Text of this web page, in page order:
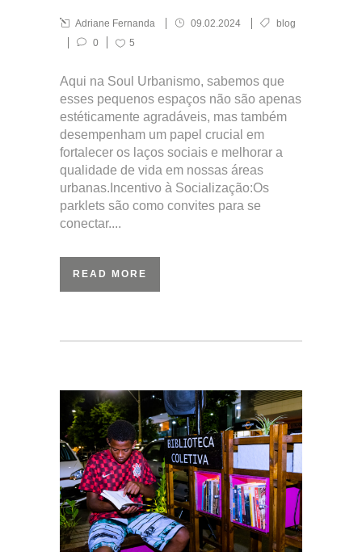
Adriane Fernanda 09.02.2024
blog
0
5
Aqui na Soul Urbanismo, sabemos que
esses pequenos espaços não são apenas
estéticamente agradáveis, mas também
desempenham um papel crucial em
fortalecer os laços sociais e melhorar a
qualidade de vida em nossas áreas
urbanas.Incentivo à Socialização:Os
parklets são como convites para se
conectar....
READ MORE